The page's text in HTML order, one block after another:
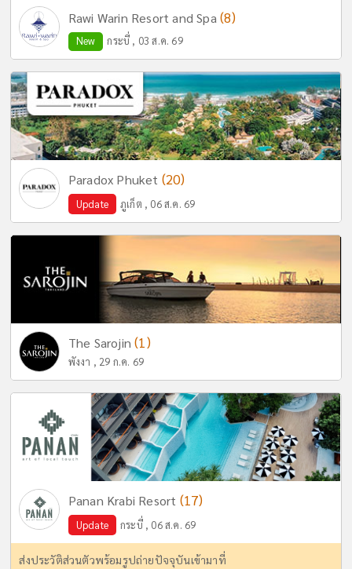
Rawi Warin Resort and Spa (8)
New กระบี่ , 03 ส.ค. 69
Paradox Phuket (20)
Update ภูเก็ต , 06 ส.ค. 69
The Sarojin(1)
พังงา , 29 ก.ค. 69
Panan Krabi Resort (17)
Update กระบี่ , 06 ส.ค. 69
ส่งประวัติส่วนตัวพร้อมรูปถ่ายปัจจุบันเข้ามาที่